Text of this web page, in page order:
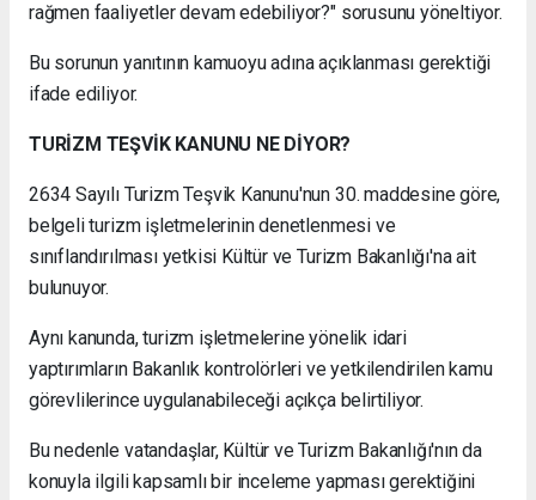
rağmen faaliyetler devam edebiliyor?" sorusunu yöneltiyor.
Bu sorunun yanıtının kamuoyu adına açıklanması gerektiği
ifade ediliyor.
TURİZM TEŞVİK KANUNU NE DİYOR?
2634 Sayılı Turizm Teşvik Kanunu'nun 30. maddesine göre,
belgeli turizm işletmelerinin denetlenmesi ve
sınıflandırılması yetkisi Kültür ve Turizm Bakanlığı'na ait
bulunuyor.
Aynı kanunda, turizm işletmelerine yönelik idari
yaptırımların Bakanlık kontrolörleri ve yetkilendirilen kamu
görevlilerince uygulanabileceği açıkça belirtiliyor.
Bu nedenle vatandaşlar, Kültür ve Turizm Bakanlığı'nın da
konuyla ilgili kapsamlı bir inceleme yapması gerektiğini